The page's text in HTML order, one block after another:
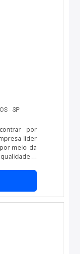
do
e
e a
da
que tem
pela
de
- SP
por
líder
meio da
e
melhores
A
criar uma